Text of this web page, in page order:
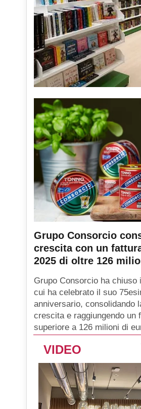
Grupo Consorcio
crescita con un
2025 di oltre 126
Grupo Consorcio ha chiuso
cui ha celebrato il suo
anniversario, consolidando
crescita e raggiungendo un
superiore a 126 milioni di
VIDEO